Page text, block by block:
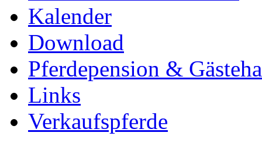
Kalender
Download
Pferdepension &
Links
Verkaufspferde